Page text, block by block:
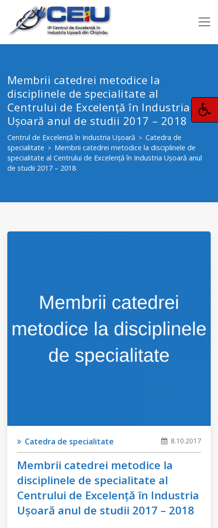
Membrii catedrei metodice la
disciplinele de specialitate al
Centrului de Excelență în Industria
Ușoară anul de studii 2017 – 2018
Centrul de Excelență în Industria Ușoară > Catedra de
specialitate > Membrii catedrei metodice la disciplinele de
specialitate al Centrului de Excelență în Industria Ușoară anul
de studii 2017 – 2018
Catedra de specialitate 8.10.2017
Membrii catedrei metodice la
disciplinele de specialitate al
Centrului de Excelență în Industria
Ușoară anul de studii 2017 – 2018